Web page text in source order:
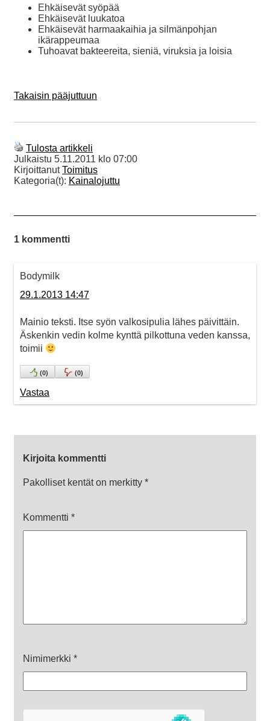
Ehkäisevät syöpää
Ehkäisevät luukatoa
Ehkäisevät harmaakaihia ja silmänpohjan
ikärappeumaa
Tuhoavat bakteereita, sieniä, viruksia ja loisia
Takaisin pääjuttuun
Tulosta artikkeli
Julkaistu 5.11.2011 klo 07:00
KirjoittanutToimitus
Kategoria(t): Kainalojuttu
1 kommentti
Bodymilk
29.1.2013 14:47
Mainio teksti. Itse syön valkosipulia lähes päivittäin.
Äskenkin vedin kolme kynttä pilkottuna veden kanssa,
toimii
(0) (0)
Vastaa
Kirjoita kommentti
Pakolliset kentät on merkitty *
Kommentti *
Nimimerkki *